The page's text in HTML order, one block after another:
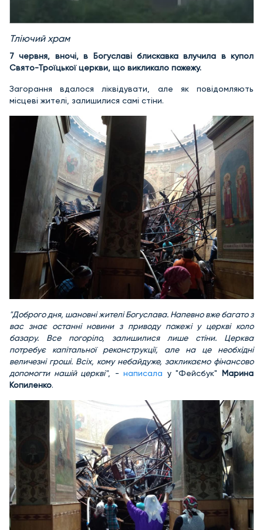
Тліючий храм
7 червня, вночі, в Богуславі блискавка влучила в купол
Свято-Троїцької церкви, що викликало пожежу.
Загорання вдалося ліквідувати, але як повідомляють
місцеві жителі, залишилися самі стіни.
"Доброго дня, шановні жителі Богуслава. Напевно вже багато з
вас знає останні новини з приводу пожежі у церкві коло
базару. Все погоріло, залишилися лише стіни. Церква
потребує капітальної реконструкції, але на це необхідні
величезні гроші. Всіх, кому небайдуже, закликаємо фінансово
допомогти нашій церкві", -написала у "Фейсбук" Марина
Копиленко.